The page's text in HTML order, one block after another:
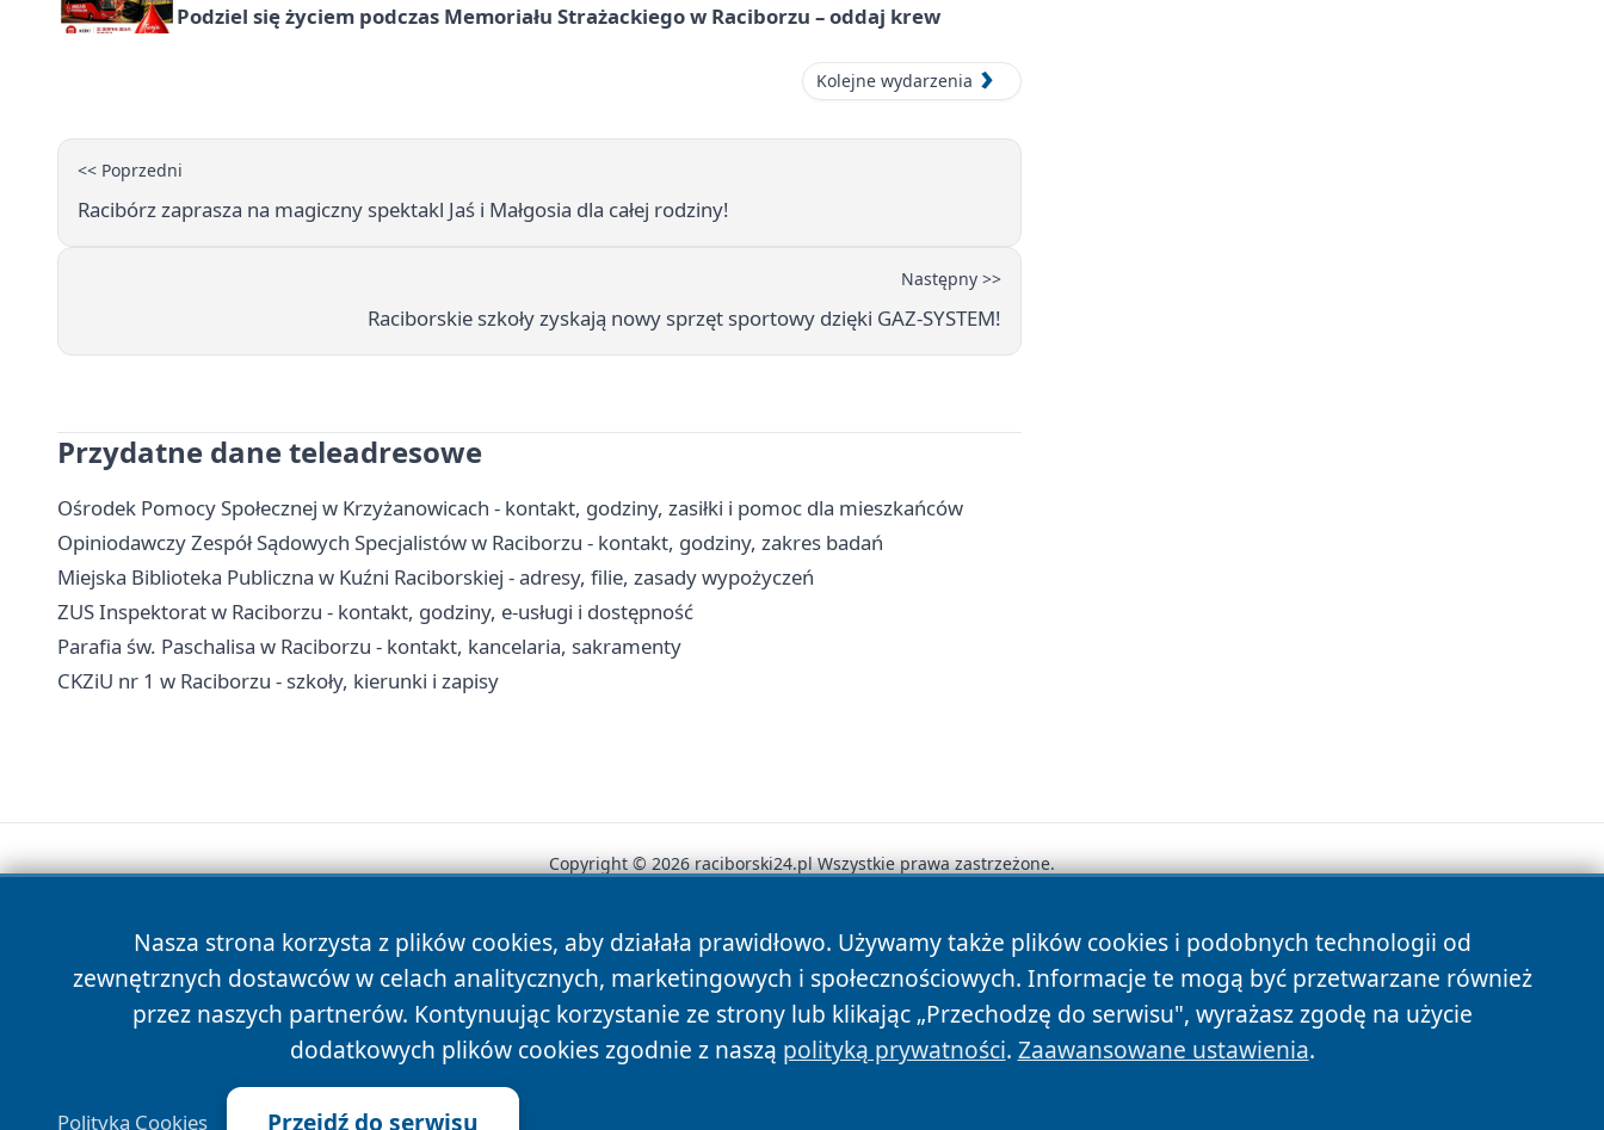
Podziel się życiem podczas Memoriału Strażackiego w Raciborzu – oddaj krew
Kolejne wydarzenia
<< Poprzedni
Racibórz zaprasza na magiczny spektakl Jaś i Małgosia dla całej rodziny!
Następny >>
Raciborskie szkoły zyskają nowy sprzęt sportowy dzięki GAZ-SYSTEM!
Przydatne dane teleadresowe
Ośrodek Pomocy Społecznej w Krzyżanowicach - kontakt, godziny, zasiłki i pomoc dla mieszkańców
Opiniodawczy Zespół Sądowych Specjalistów w Raciborzu - kontakt, godziny, zakres badań
Miejska Biblioteka Publiczna w Kuźni Raciborskiej - adresy, filie, zasady wypożyczeń
ZUS Inspektorat w Raciborzu - kontakt, godziny, e-usługi i dostępność
Parafia św. Paschalisa w Raciborzu - kontakt, kancelaria, sakramenty
CKZiU nr 1 w Raciborzu - szkoły, kierunki i zapisy
Nasza strona korzysta z plików cookies, aby działała prawidłowo. Używamy także plików cookies i podobnych technologii od
zewnętrznych dostawców w celach analitycznych, marketingowych i społecznościowych. Informacje te mogą być przetwarzane również
przez naszych partnerów. Kontynuując korzystanie ze strony lub klikając „Przechodzę do serwisu", wyrażasz zgodę na użycie
dodatkowych plików cookies zgodnie z naszą polityką prywatności. Zaawansowane ustawienia.
Polityka Cookies Przejdź do serwisu
Copyright © 2026 raciborski24.pl Wszystkie prawa zastrzeżone.
News Autorzy Polityka Prywatności Polityka Cookies